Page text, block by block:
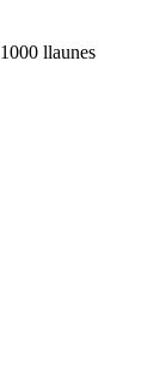
1000 llaunes